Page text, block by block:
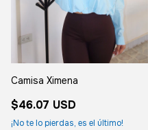
Camisa Ximena
$46.07 USD
¡No te lo pierdas, es el último!